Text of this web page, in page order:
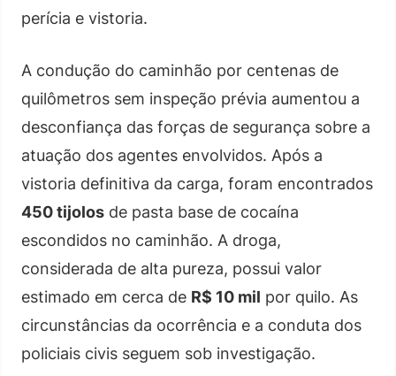
perícia e vistoria.
A condução do caminhão por centenas de
quilômetros sem inspeção prévia aumentou a
desconfiança das forças de segurança sobre a
atuação dos agentes envolvidos. Após a
vistoria definitiva da carga, foram encontrados
450 tijolos de pasta base de cocaína
escondidos no caminhão. A droga,
considerada de alta pureza, possui valor
estimado em cerca de R$ 10 mil por quilo. As
circunstâncias da ocorrência e a conduta dos
policiais civis seguem sob investigação.